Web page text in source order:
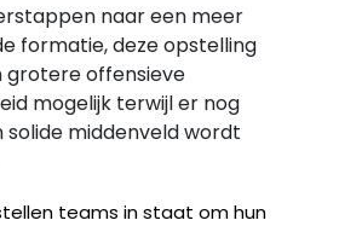
naar een meer
formatie, deze opstelling
grotere offensieve
mogelijk terwijl er nog
solide middenveld wordt
teams in staat om hun